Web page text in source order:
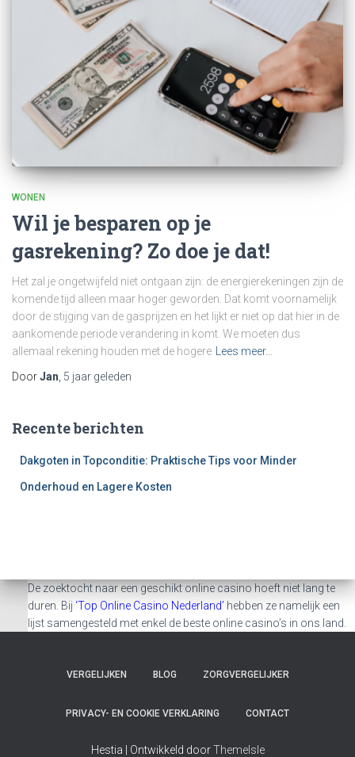
WONEN
Wil je besparen op je
gasrekening? Zo doe je dat!
Het zal je ongetwijfeld niet ontgaan zijn: de energierekeningen zijn de
komende tijd alleen maar hoger geworden. Dat komt voornamelijk
door de stijging van de gasprijzen en het lijkt er niet op dat hier in de
aankomende periode verandering in komt. We moeten dus
allemaal rekening houden met de hogere
Lees meer…
DoorJan 5 jaar geleden
Recente berichten
Dakgoten in Topconditie: Praktische Tips voor Minder
Onderhoud en Lagere Kosten
De zoektocht naar een geschikt online casino hoeft niet lang te
duren. Bij ‘Top Online Casino Nederland’ hebben ze namelijk een
lijst samengesteld met enkel de beste online casino’s in ons land.
VERGELIJKEN BLOG ZORGVERGELIJKER
PRIVACY- EN COOKIE VERKLARING CONTACT
Hestia | Ontwikkeld doorThemeIsle